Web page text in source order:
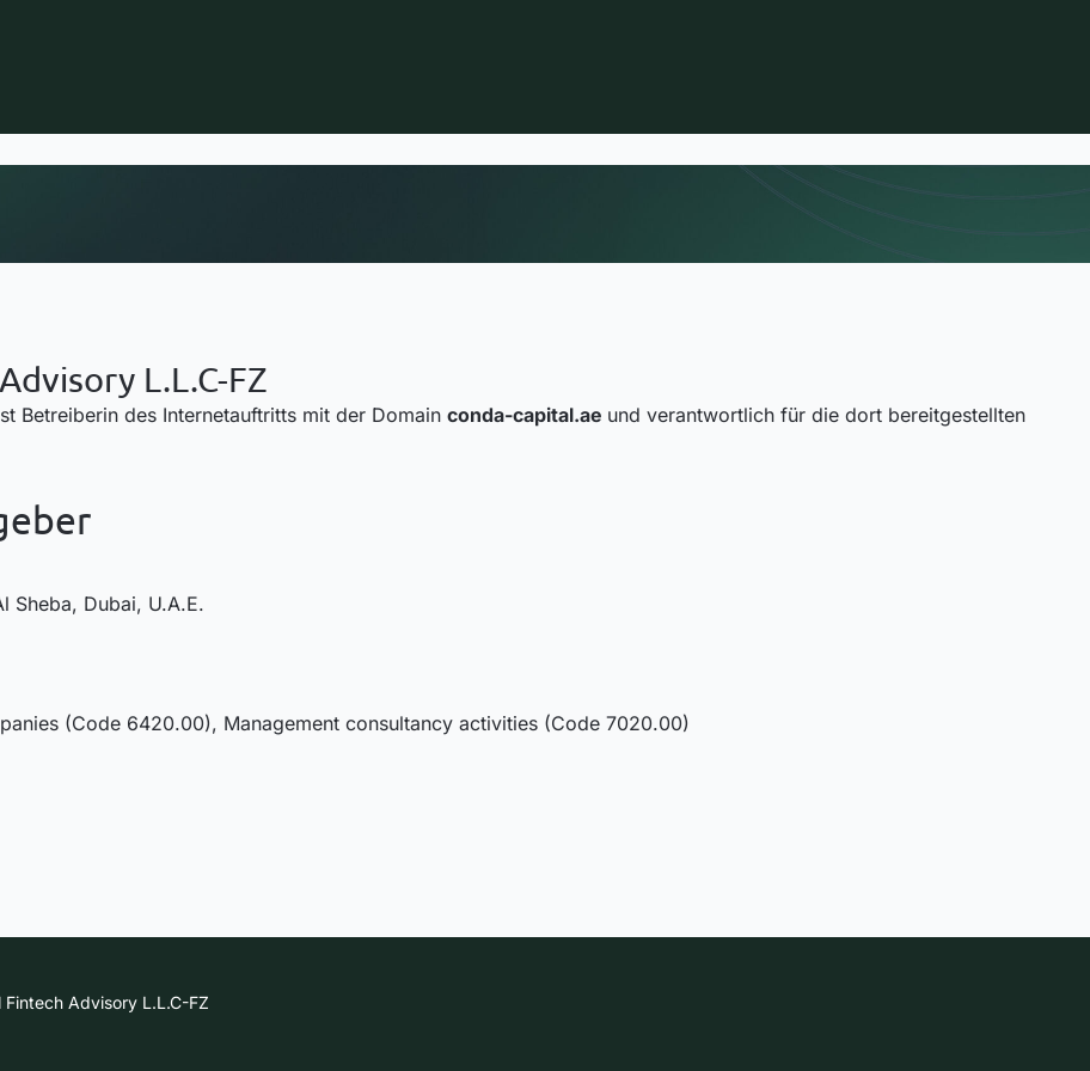
L.L.C-FZ
Betreiberin des Internetauftritts mit der Domain conda-capital.ae und verantwortlich für die dort bereitgestellten
Sheba, Dubai, U.A.E.
(Code 6420.00), Management consultancy activities (Code 7020.00)
Advisory L.L.C-FZ